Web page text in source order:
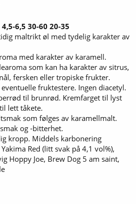
6,5 30-60 20-35
maltrikt øl med tydelig karakter av
med karakter av karamell.
som kan ha karakter av sitrus,
fersken eller tropiske frukter.
fruktestere. Ingen diacetyl.
til brunrød. Kremfarget til lyst
lett tåkete.
som følges av karamellmalt.
og -bitterhet.
kropp. Middels karbonering
Red (litt svak på 4,1 vol%),
Hoppy Joe, Brew Dog 5 am saint,